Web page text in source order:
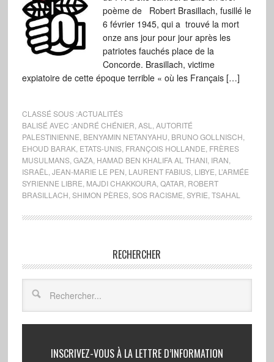
poème de Robert Brasillach, fusillé le
6 février 1945, qui a trouvé la mort
onze ans jour pour jour après les
patriotes fauchés place de la
Concorde. Brasillach, victime
expiatoire de cette époque terrible « où les Français […]
CLASSÉ SOUS :ACTUALITÉS
BALISÉ AVEC :ANDRÉ CHÉNIER ASL
AUTORITÉ
PALESTINIENNE BENYAMIN NETANYAHU BRUNO GOLLNISCH
EHOUD BARAK, ETATS-UNIS, FRANÇOIS HOLLANDE FRÈRES
MUSULMANS, GAZA, HAMAD BEN KHALIFA AL THANI, IRAN
ISRAËL
JEAN-MARIE LE PEN LAURENT FABIUS, LIBYE L’ARMÉE
SYRIENNE LIBRE MAJDI CHAKKOURA, QATAR ROBERT
BRASILLACH SHIMON PÈRES, SOS RACISME SYRIE TSAHAL
RECHERCHER
INSCRIVEZ-VOUS À LA LETTRE D’INFORMATION